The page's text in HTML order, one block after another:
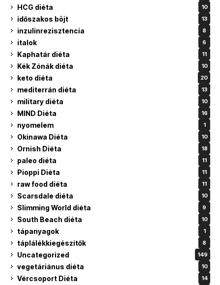
HCG diéta 10
időszakos böjt 13
inzulinrezisztencia 8
italok 6
Kaphatár diéta 11
Kék Zónák diéta 10
keto diéta 20
mediterrán diéta 13
military diéta 10
MIND Diéta 16
nyomelem 1
Okinawa Diéta 10
Ornish Diéta 18
paleo diéta 11
Pioppi Diéta 11
raw food diéta 11
Scarsdale diéta 10
Slimming World diéta 9
South Beach diéta 10
tápanyagok 1
táplálékkiegészítők 8
Uncategorized 149
vegetáriánus diéta 10
Vércsoport Diéta 14